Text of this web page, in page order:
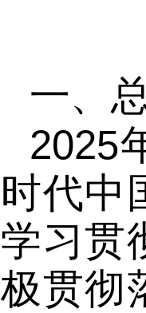
一、
2025
时代中
学习贯
极贯彻